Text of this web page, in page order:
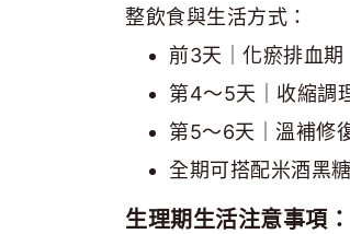
整飲食與生活方式：
前3天｜化瘀排血
第4～5天｜收縮調
第5～6天｜溫補修
全期可搭配米酒黑
生理期生活注意事項：